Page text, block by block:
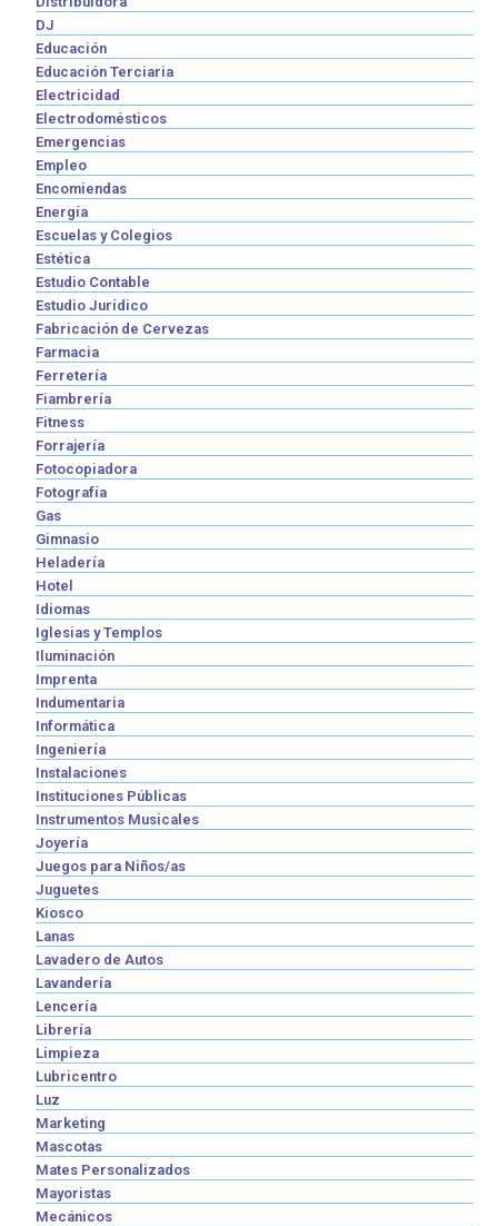
DJ
Educación
Educación Terciaria
Electricidad
Electrodomésticos
Emergencias
Empleo
Encomiendas
Energía
Escuelas y Colegios
Estética
Estudio Contable
Estudio Jurídico
Fabricación de Cervezas
Farmacia
Ferretería
Fiambrería
Fitness
Forrajería
Fotocopiadora
Fotografía
Gas
Gimnasio
Heladería
Hotel
Idiomas
Iglesias y Templos
Iluminación
Imprenta
Indumentaria
Informática
Ingeniería
Instalaciones
Instituciones Públicas
Instrumentos Musicales
Joyería
Juegos para Niños/as
Juguetes
Kiosco
Lanas
Lavadero de Autos
Lavandería
Lencería
Librería
Limpieza
Lubricentro
Luz
Marketing
Mascotas
Mates Personalizados
Mayoristas
Mecánicos